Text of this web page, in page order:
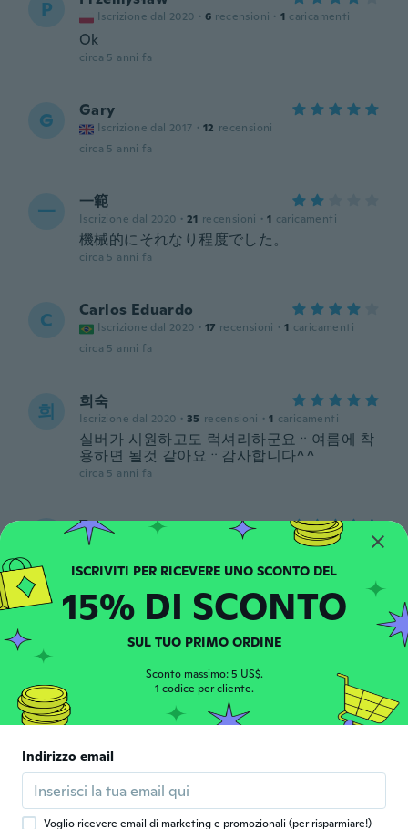
P Iscrizione dal 2020 · 6 recensioni · 1 caricamenti
Ok
circa 5 anni fa
G Gary
Iscrizione dal 2017 · 12 recensioni
circa 5 anni fa
一 一範
Iscrizione dal 2020 · 21 recensioni · 1 caricamenti
機械的にそれなり程度でした。
circa 5 anni fa
C Carlos Eduardo
Iscrizione dal 2020 · 17 recensioni · 1 caricamenti
circa 5 anni fa
희 희숙
Iscrizione dal 2020 · 35 recensioni · 1 caricamenti
실버가 시원하고도 럭셔리하군요ᆢ여름에 착
용하면 될것 같아요ᆢ감사합니다^^
circa 5 anni fa
Tracey
recensioni
circa 5 anni fa
Roger
Iscrizione dal 2019 · 2 recensioni
L Iscrizione dal 2019 · 21 recensioni
every time I wear it
15% DI SCONTO
SUL TUO PRIMO ORDINE
Sconto massimo: 5 US$.
1 codice per cliente.
Indirizzo email
Voglio ricevere email di marketing e promozionali (per risparmiare!)